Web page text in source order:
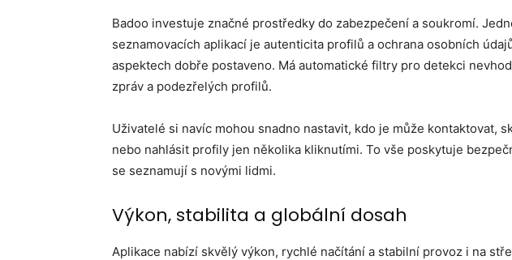
Badoo investuje značné prostředky do zabezpečení a soukromí.
seznamovacích aplikací je autenticita profilů a ochrana osobních
aspektech dobře postaveno. Má automatické filtry pro detekci
zpráv a podezřelých profilů.
Uživatelé si navíc mohou snadno nastavit, kdo je může kontaktovat,
nebo nahlásit profily jen několika kliknutími. To vše poskytuje
se seznamují s novými lidmi.
Výkon, stabilita a globální dosah
Aplikace nabízí skvělý výkon, rychlé načítání a stabilní provoz i na